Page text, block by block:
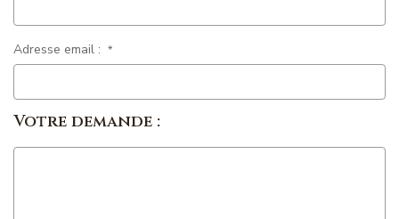
Adresse email : *
Votre demande :